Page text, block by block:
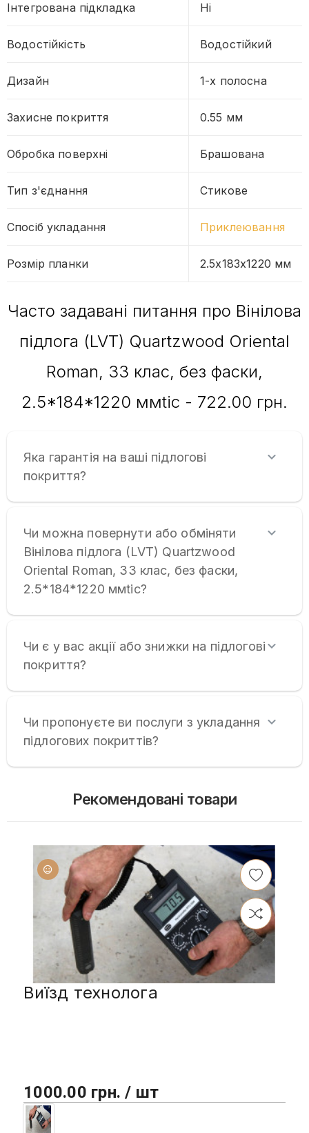
Інтегрована підкладка Ні
Водостійкість Водостійкий
Дизайн 1-х полосна
Захисне покриття 0.55 мм
Обробка поверхні Брашована
Тип з'єднання Стикове
Спосіб укладання Приклеювання
Розмір планки 2.5x183x1220 мм
Часто задавані питання про Вінілова
підлога (LVT) Quartzwood Oriental
Roman, 33 клас, без фаски,
2.5*184*1220 ммtic - 722.00 грн.
Яка гарантія на ваші підлогові
покриття?
Чи можна повернути або обміняти
Вінілова підлога (LVT) Quartzwood
Oriental Roman, 33 клас, без фаски,
2.5*184*1220 ммtic?
Чи є у вас акції або знижки на підлогові
покриття?
Чи пропонуєте ви послуги з укладання
підлогових покриттів?
Рекомендовані товари
Виїзд технолога
1000.00 грн. / шт